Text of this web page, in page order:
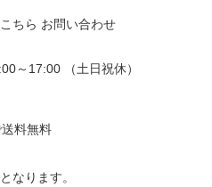
お問い合わせ
～17:00 （土日祝休）
料無料
なります。